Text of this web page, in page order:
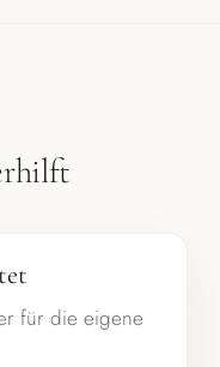
für die eigene